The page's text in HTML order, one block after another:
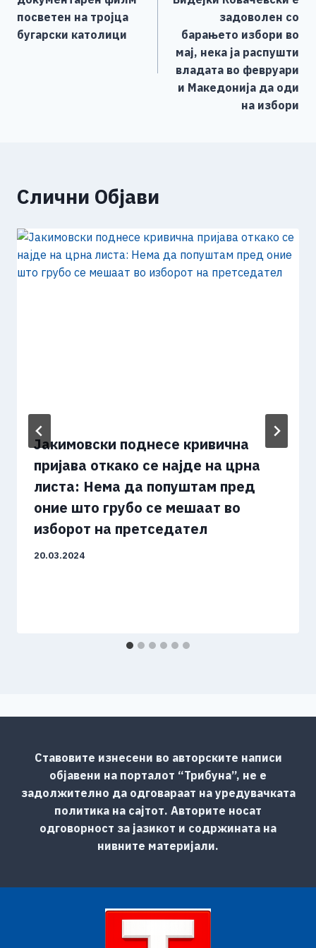
o
k
er k
напис
посветен на тројца
бугарски католици
задоволен со
барањето избори во
мај, нека ја распушти
владата во февруари
и Македонија да оди
на избори
Слични Објави
Јакимовски поднесе кривична
пријава откако се најде на црна
листа: Нема да попуштам пред
оние што грубо се мешаат во
изборот на претседател
20.03.2024
Ставовите изнесени во авторските написи
објавени на порталот “Трибуна”, не е
задолжително да одговараат на уредувачката
политика на сајтот. Авторите носат
одговорност за јазикот и содржината на
нивните материјали.